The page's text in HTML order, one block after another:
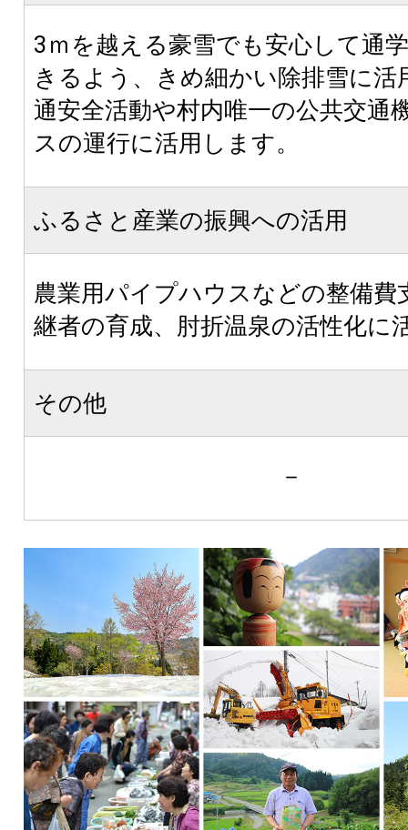
3ｍを越える豪雪でも安心して通
きるよう、きめ細かい除排雪に活
通安全活動や村内唯一の公共交通
スの運行に活用します。
ふるさと産業の振興への活用
農業用パイプハウスなどの整備費
継者の育成、肘折温泉の活性化に
その他
－